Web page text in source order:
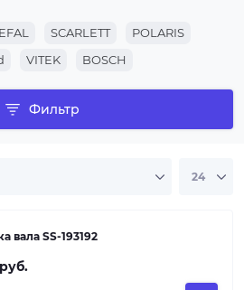
SCARLETT
POLARIS
VITEK BOSCH
Фильтр
вала SS-193192